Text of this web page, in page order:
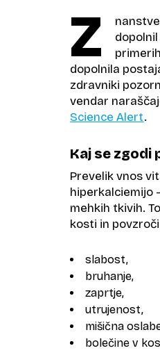
Z
dopolnila
zdravniki
vendar
Science Alert.
Kaj se zgodi
Prevelik vnos
hiperkalciemijo
mehkih tkivih.
kosti in
slabost,
bruhanje,
zaprtje,
utrujenost,
mišična
bolečine v